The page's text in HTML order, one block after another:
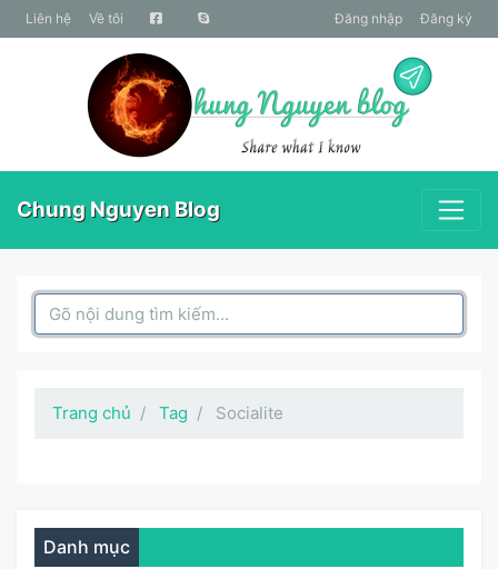
liên hệ Về tôi Đăng nhập Đăng ký
Chung Nguyen Blog
Search Box
Trang chủ Tag Socialite
Danh mục